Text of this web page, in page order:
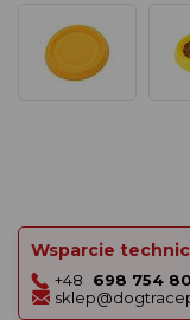
Wsparcie
+48
698 754